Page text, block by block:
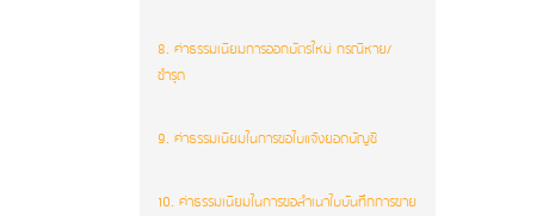
8. ค่าธรรมเนียมการออกบัตรใหม่ กรณีหาย/
ชำรุด
9. ค่าธรรมเนียมในการขอใบแจ้งยอดบัญชี
10. ค่าธรรมเนียมในการขอสำเนาใบบันทึกการขาย